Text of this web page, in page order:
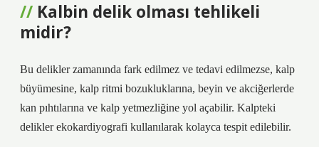
Kalbin delik olması tehlikeli
midir?
Bu delikler zamanında fark edilmez ve tedavi edilmezse, kalp
büyümesine, kalp ritmi bozukluklarına, beyin ve akciğerlerde
kan pıhtılarına ve kalp yetmezliğine yol açabilir. Kalpteki
delikler ekokardiyografi kullanılarak kolayca tespit edilebilir.